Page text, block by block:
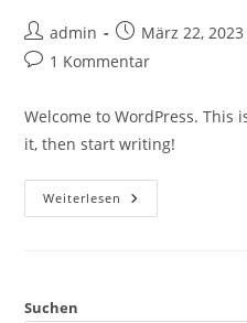
Beitrags-
Autor:
admin
Beitrag
veröffentlicht:
März 22, 2023
Beitrags-
1 Kommentar
Welcome to WordPress. This
it, then start writing!
Weiterlesen Hello
World!
Suchen